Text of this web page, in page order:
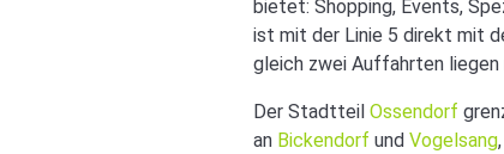
bietet: Shopping, Events,
ist mit der Linie 5 direkt mit
gleich zwei Auffahrten liegen
Der Stadtteil Ossendorf
an Bickendorf und Vogelsang